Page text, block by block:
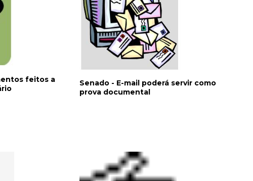
feitos a
Senado - E-mail poderá servir como
prova documental